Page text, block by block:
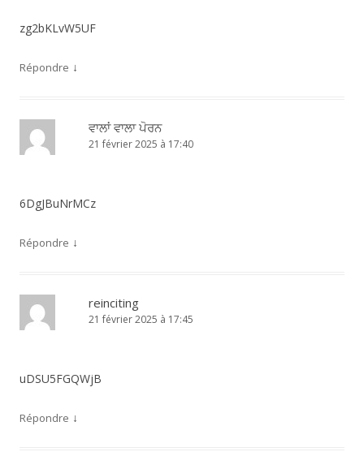
zg2bKLvW5UF
Répondre ↓
ਵਾਲਾਂ ਵਾਲਾ ਪੋਰਨ
21 février 2025 à 17:40
6DgJBuNrMCz
Répondre ↓
reinciting
21 février 2025 à 17:45
uDSU5FGQWjB
Répondre ↓